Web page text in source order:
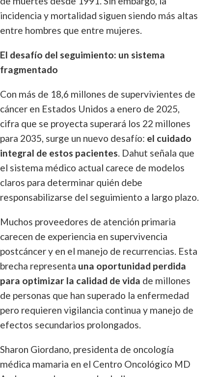
incidencia y mortalidad siguen siendo más altas
entre hombres que entre mujeres.
El desafío del seguimiento: un sistema
fragmentado
Con más de 18,6 millones de supervivientes de
cáncer en Estados Unidos a enero de 2025,
cifra que se proyecta superará los 22 millones
para 2035, surge un nuevo desafío: el cuidado
integral de estos pacientes. Dahut señala que
el sistema médico actual carece de modelos
claros para determinar quién debe
responsabilizarse del seguimiento a largo plazo.
Muchos proveedores de atención primaria
carecen de experiencia en supervivencia
postcáncer y en el manejo de recurrencias. Esta
brecha representa una oportunidad perdida
para optimizar la calidad de vida de millones
de personas que han superado la enfermedad
pero requieren vigilancia continua y manejo de
efectos secundarios prolongados.
Sharon Giordano, presidenta de oncología
médica mamaria en el Centro Oncológico MD